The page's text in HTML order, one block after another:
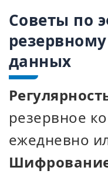
Советы по
данных
резервное
ежедневно